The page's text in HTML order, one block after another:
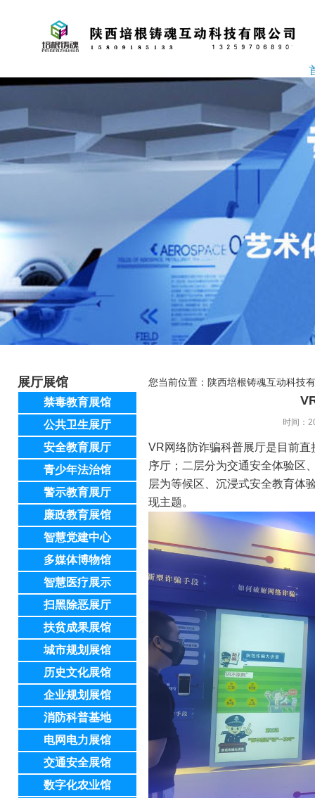
您当前位置： 陕西培根铸魂互动科技
展厅展馆
禁毒教育展馆
公共卫生展厅
安全教育展厅
青少年法治馆
警示教育展厅
廉政教育展馆
智慧党建中心
多媒体博物馆
智慧医疗展示
扫黑除恶展厅
扶贫成果展馆
城市规划展馆
历史文化展馆
企业规划展馆
消防科普基地
电网电力展馆
交通安全展馆
数字化农业馆
时间：
VR网络防诈骗科普展厅是目前
序厅；二层分为交通安全体验区
层为等候区、沉浸式安全教育体
现主题。